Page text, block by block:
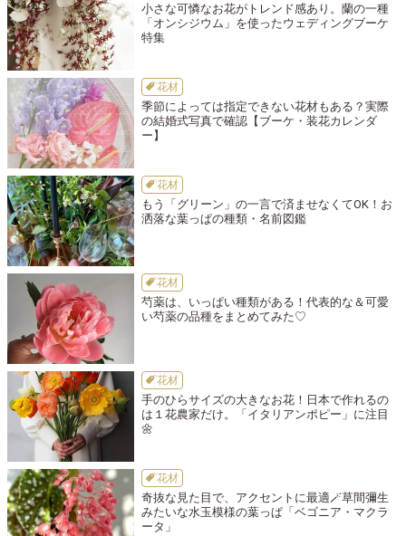
小さな可憐なお花がトレンド感あり。蘭の一種
「オンシジウム」を使ったウェディングブーケ
特集
花材
季節によっては指定できない花材もある？実際
の結婚式写真で確認【ブーケ・装花カレンダ
ー】
花材
もう「グリーン」の一言で済ませなくてOK！お
洒落な葉っぱの種類・名前図鑑
花材
芍薬は、いっぱい種類がある！代表的な＆可愛
い芍薬の品種をまとめてみた♡
花材
手のひらサイズの大きなお花！日本で作れるの
は１花農家だけ。「イタリアンポピー」に注目
🌼
花材
奇抜な見た目で、アクセントに最適🪄草間彌生
みたいな水玉模様の葉っぱ「ベゴニア・マクラ
ータ」